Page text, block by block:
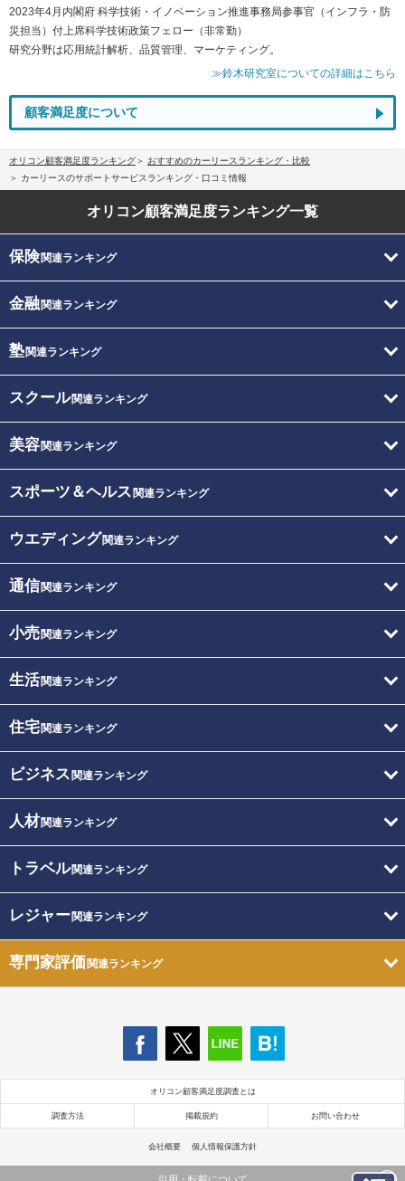
2023年4月内閣府 科学技術・イノベーション推進事務局参事官（インフラ・防
災担当）付上席科学技術政策フェロー（非常勤）
研究分野は応用統計解析、品質管理、マーケティング。
≫鈴木研究室についての詳細はこちら
顧客満足度について
オリコン顧客満足度ランキング
おすすめのカーリースランキング・比較
カーリースのサポートサービスランキング・口コミ情報
オリコン顧客満足度ランキング一覧
保険関連ランキング
金融関連ランキング
塾関連ランキング
スクール関連ランキング
美容関連ランキング
スポーツ＆ヘルス 関連ランキング
ウエディング関連ランキング
通信関連ランキング
小売関連ランキング
生活関連ランキング
住宅関連ランキング
ビジネス 関連ランキング
人材関連ランキング
トラベル関連ランキング
レジャー関連ランキング
専門家評価関連ランキング
オリコン顧客満足度調査とは
調査方法 掲載規約 お問い合わせ
会社概要 個人情報保護方針